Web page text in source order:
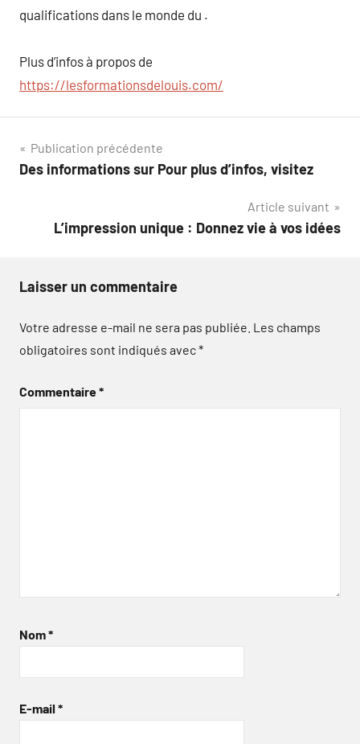
qualifications dans le monde du .
Plus d’infos à propos de
https://lesformationsdelouis.com/
Navigation
de
Publication précédente
Des informations sur Pour plus d’infos, visitez
Article suivant
L’impression unique : Donnez vie à vos idées
Laisser un commentaire
Votre adresse e-mail ne sera pas publiée. Les champs
obligatoires sont indiqués avec*
Commentaire*
Nom*
E-mail *